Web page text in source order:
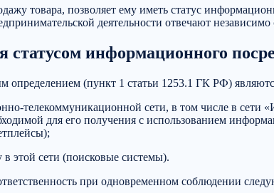
товара, позволяет ему иметь статус
деятельности отвечают
информационного
определением (пункт 1 статьи 1253.1 ГК РФ)
телекоммуникационной сети, в том числе в сети
для его получения с использованием
этой сети (поисковые системы).
при одновременном соблюдении